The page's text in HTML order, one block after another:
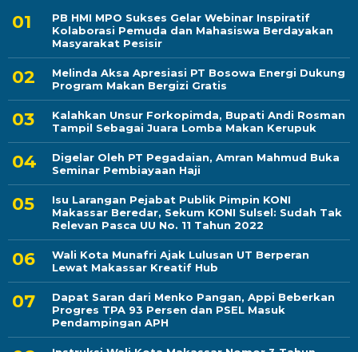
PB HMI MPO Sukses Gelar Webinar Inspiratif
Kolaborasi Pemuda dan Mahasiswa Berdayakan
Masyarakat Pesisir
Melinda Aksa Apresiasi PT Bosowa Energi Dukung
Program Makan Bergizi Gratis
Kalahkan Unsur Forkopimda, Bupati Andi Rosman
Tampil Sebagai Juara Lomba Makan Kerupuk
Digelar Oleh PT Pegadaian, Amran Mahmud Buka
Seminar Pembiayaan Haji
Isu Larangan Pejabat Publik Pimpin KONI
Makassar Beredar, Sekum KONI Sulsel: Sudah Tak
Relevan Pasca UU No. 11 Tahun 2022
Wali Kota Munafri Ajak Lulusan UT Berperan
Lewat Makassar Kreatif Hub
Dapat Saran dari Menko Pangan, Appi Beberkan
Progres TPA 93 Persen dan PSEL Masuk
Pendampingan APH